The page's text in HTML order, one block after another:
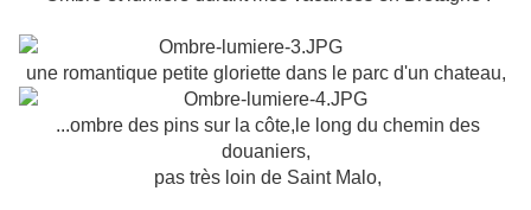
une romantique petite gloriette dans le parc d'un chateau,
...ombre des pins sur la côte,le long du chemin des
douaniers,
pas très loin de Saint Malo,